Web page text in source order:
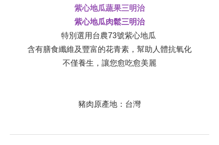
紫心地瓜蔬果三明治
紫心地瓜肉鬆三明治
特別選用台農73號紫心地瓜
含有膳食纖維及豐富的花青素，幫助人體抗氧化
不僅養生，讓您愈吃愈美麗
豬肉原產地：台灣